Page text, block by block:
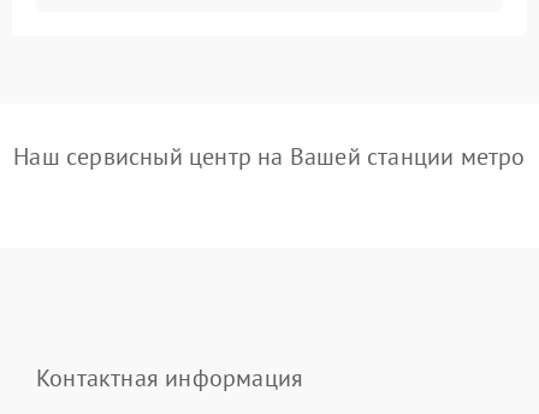
Наш сервисный центр на Вашей станции метро
Контактная информация